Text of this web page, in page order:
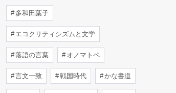
多和田葉子
エコクリティシズムと文学
落語の言葉 オノマトペ
言文一致 戦国時代 かな書道